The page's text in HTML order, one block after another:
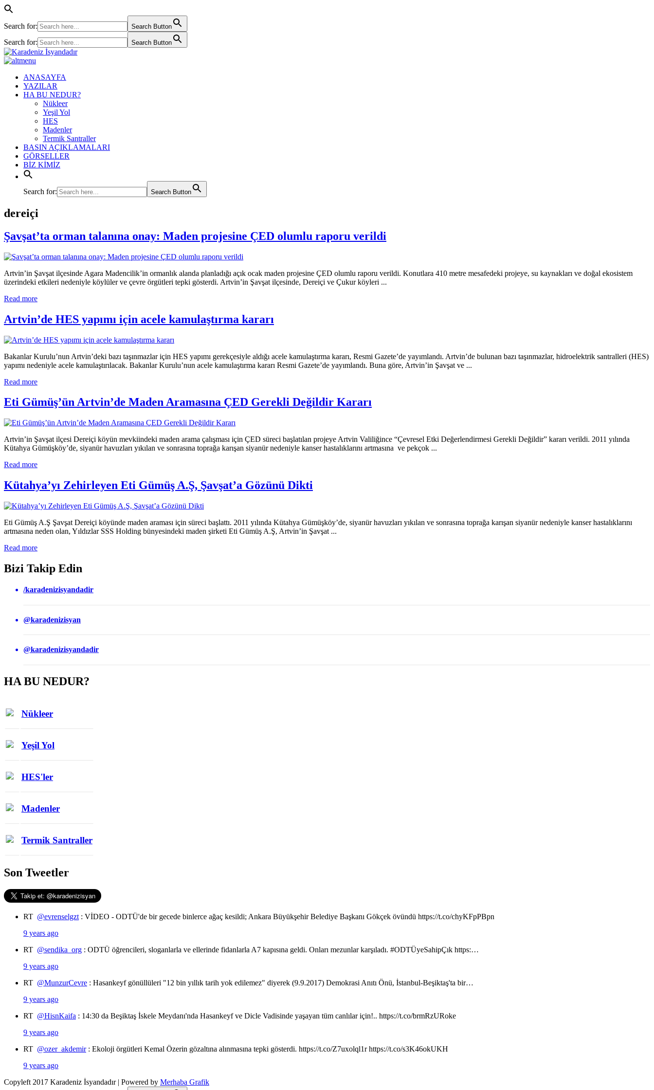
Search for: Search Button
Search for: Search Button
ANASAYFA
YAZILAR
HA BU NEDUR?
Nükleer
Yeşil Yol
HES
Madenler
Termik Santraller
BASIN AÇIKLAMALARI
GÖRSELLER
BİZ KİMİZ
Search for: Search Button
dereiçi
Şavşat’ta orman talanına onay: Maden projesine ÇED olumlu raporu verildi
Artvin’in Şavşat ilçesinde Agara Madencilik’in ormanlık alanda planladığı açık ocak maden projesine ÇED olumlu raporu verildi. Konutlara 410 metre mesafedeki projeye, su kaynakları ve doğal ekosistem
üzerindeki etkileri nedeniyle köylüler ve çevre örgütleri tepki gösterdi. Artvin’in Şavşat ilçesinde, Dereiçi ve Çukur köyleri ...
Read more
Artvin’de HES yapımı için acele kamulaştırma kararı
Bakanlar Kurulu’nun Artvin’deki bazı taşınmazlar için HES yapımı gerekçesiyle aldığı acele kamulaştırma kararı, Resmi Gazete’de yayımlandı. Artvin’de bulunan bazı taşınmazlar, hidroelektrik santralleri (HES)
yapımı nedeniyle acele kamulaştırılacak. Bakanlar Kurulu’nun acele kamulaştırma kararı Resmi Gazete’de yayımlandı. Buna göre, Artvin’in Şavşat ve ...
Read more
Eti Gümüş’ün Artvin’de Maden Aramasına ÇED Gerekli Değildir Kararı
Artvin’in Şavşat ilçesi Dereiçi köyün mevkiindeki maden arama çalışması için ÇED süreci başlatılan projeye Artvin Valiliğince “Çevresel Etki Değerlendirmesi Gerekli Değildir” kararı verildi. 2011 yılında
Kütahya Gümüşköy’de, siyanür havuzları yıkılan ve sonrasına toprağa karışan siyanür nedeniyle kanser hastalıklarını artmasına ve pekçok ...
Read more
Kütahya’yı Zehirleyen Eti Gümüş A.Ş, Şavşat’a Gözünü Dikti
Eti Gümüş A.Ş Şavşat Dereiçi köyünde maden araması için süreci başlattı. 2011 yılında Kütahya Gümüşköy’de, siyanür havuzları yıkılan ve sonrasına toprağa karışan siyanür nedeniyle kanser hastalıklarını
artmasına neden olan, Yıldızlar SSS Holding bünyesindeki maden şirketi Eti Gümüş A.Ş, Artvin’in Şavşat ...
Read more
Bizi Takip Edin
/karadenizisyandadir
@karadenizisyan
@karadenizisyandadir
HA BU NEDUR?
Nükleer
Yeşil Yol
HES'ler
Madenler
Termik Santraller
Son Tweetler
RT @evrenselgzt : VİDEO - ODTÜ'de bir gecede binlerce ağaç kesildi; Ankara Büyükşehir Belediye Başkanı Gökçek övündü https://t.co/chyKFpPBpn
9 years ago
RT @sendika_org : ODTÜ öğrencileri, sloganlarla ve ellerinde fidanlarla A7 kapısına geldi. Onları mezunlar karşıladı. #ODTÜyeSahipÇık https:…
9 years ago
RT @MunzurCevre : Hasankeyf gönüllüleri "12 bin yıllık tarih yok edilemez" diyerek (9.9.2017) Demokrasi Anıtı Önü, İstanbul-Beşiktaş'ta bir…
9 years ago
RT @HisnKaifa : 14:30 da Beşiktaş İskele Meydanı'nda Hasankeyf ve Dicle Vadisinde yaşayan tüm canlılar için!.. https://t.co/brmRzURoke
9 years ago
RT @ozer_akdemir: Ekoloji örgütleri Kemal Özerin gözaltına alınmasına tepki gösterdi. https://t.co/Z7uxolql1r https://t.co/s3K46okUKH
9 years ago
Copyleft 2017 Karadeniz İsyandadır | Powered by Merhaba Grafik